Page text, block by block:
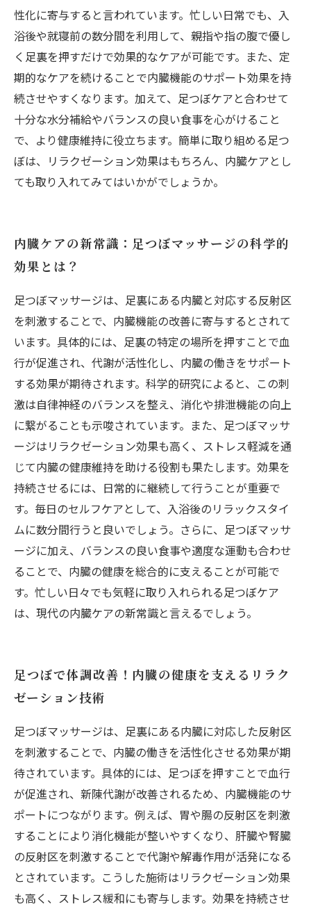
性化に寄与すると言われています。忙しい日常でも、入
浴後や就寝前の数分間を利用して、親指や指の腹で優し
く足裏を押すだけで効果的なケアが可能です。また、定
期的なケアを続けることで内臓機能のサポート効果を持
続させやすくなります。加えて、足つぼケアと合わせて
十分な水分補給やバランスの良い食事を心がけること
で、より健康維持に役立ちます。簡単に取り組める足つ
ぼは、リラクゼーション効果はもちろん、内臓ケアとし
ても取り入れてみてはいかがでしょうか。
内臓ケアの新常識：足つぼマッサージの科学的
効果とは？
足つぼマッサージは、足裏にある内臓と対応する反射区
を刺激することで、内臓機能の改善に寄与するとされて
います。具体的には、足裏の特定の場所を押すことで血
行が促進され、代謝が活性化し、内臓の働きをサポート
する効果が期待されます。科学的研究によると、この刺
激は自律神経のバランスを整え、消化や排泄機能の向上
に繋がることも示唆されています。また、足つぼマッサ
ージはリラクゼーション効果も高く、ストレス軽減を通
じて内臓の健康維持を助ける役割も果たします。効果を
持続させるには、日常的に継続して行うことが重要で
す。毎日のセルフケアとして、入浴後のリラックスタイ
ムに数分間行うと良いでしょう。さらに、足つぼマッサ
ージに加え、バランスの良い食事や適度な運動も合わせ
ることで、内臓の健康を総合的に支えることが可能で
す。忙しい日々でも気軽に取り入れられる足つぼケア
は、現代の内臓ケアの新常識と言えるでしょう。
足つぼで体調改善！内臓の健康を支えるリラク
ゼーション技術
足つぼマッサージは、足裏にある内臓に対応した反射区
を刺激することで、内臓の働きを活性化させる効果が期
待されています。具体的には、足つぼを押すことで血行
が促進され、新陳代謝が改善されるため、内臓機能のサ
ポートにつながります。例えば、胃や腸の反射区を刺激
することにより消化機能が整いやすくなり、肝臓や腎臓
の反射区を刺激することで代謝や解毒作用が活発になる
とされています。こうした施術はリラクゼーション効果
も高く、ストレス緩和にも寄与します。効果を持続させ